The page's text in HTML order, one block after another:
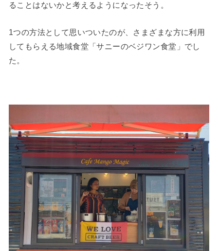
ることはないかと考えるようになったそう。
1つの方法として思いついたのが、さまざまな方に利用
してもらえる地域食堂「サニーのベジワン食堂」でし
た。